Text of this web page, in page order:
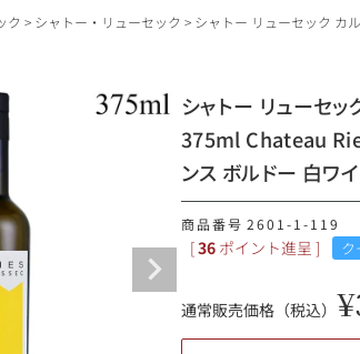
勝田商店について
ギフトラッピング
ク シャトー・リューセック シャトー リューセック カルム ド リューセック 2022 ハーフ 375ml Chateau Rieussec Carmes de Rieussec フラ
シャトー リューセ
375ml Chateau
ンス ボルドー 白ワ
商品番号 2601-1-119
[36 ポイント進呈 ]
通常販売価格（税込） ¥